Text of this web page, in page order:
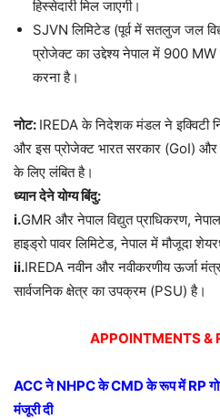
हिस्सेदारी मिल जाएगी।
SJVN लिमिटेड (पूर्व में सतलुज जल
प्रोजेक्ट का उद्देश्य नेपाल में 900
करना है।
नोट: IREDA के निदेशक मंडल ने इक्विटी
और इस प्रोजेक्ट भारत सरकार (GoI) और
के लिए लंबित है।
ध्यान देने योग्य बिंदु:
i.GMR और नेपाल विद्युत प्राधिकरण,
हाइड्रो पावर लिमिटेड, नेपाल में मौजूदा
ii.IREDA नवीन और नवीकरणीय ऊर्जा
सार्वजनिक क्षेत्र का उपक्रम (PSU) है।
APPOINTMENTS &
ACCनेNHPCकेCMDके रूप मेंRP
मंजूरी दी